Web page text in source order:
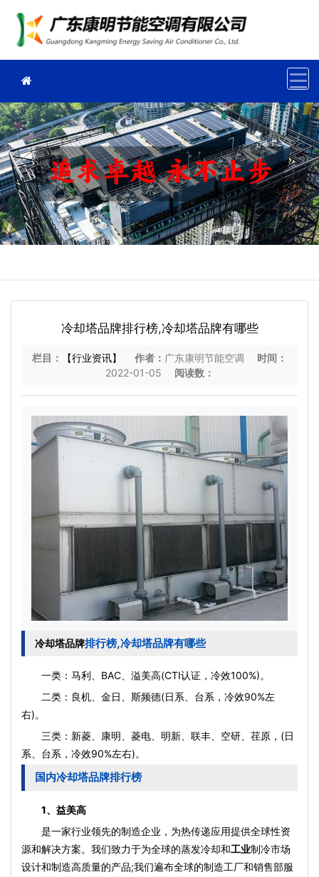
冷却塔品牌排行榜,冷却塔品牌有哪些
栏目： 【行业资讯】 作者： 广东康明节能空调
时间：
2022-01-05
阅读数：
冷却塔品牌排行榜,冷却塔品牌有哪些
一类：马利、BAC、溢美高(CTI认证，冷效100%)。
二类：良机、金日、斯频德(日系、台系，冷效90%左
右)。
三类：新菱、康明、菱电、明新、联丰、空研、荏原，(日
系、台系，冷效90%左右)。
国内冷却塔品牌排行榜
1、益美高
是一家行业领先的制造企业，为热传递应用提供全球性资
源和解决方案。我们致力于为全球的蒸发冷却和工业制冷市场
设计和制造高质量的产品;我们遍布全球的制造工厂和销售部服